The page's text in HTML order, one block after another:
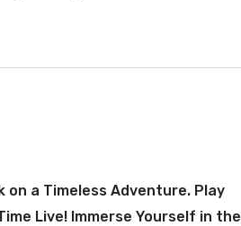
on a Timeless Adventure. Play
Live! Immerse Yourself in the